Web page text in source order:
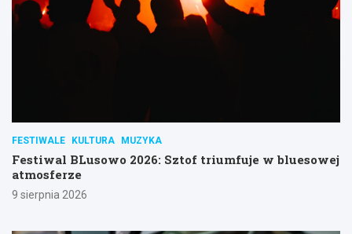
FESTIWALE KULTURA MUZYKA
Festiwal BLusowo 2026: Sztof triumfuje w bluesowej
atmosferze
9 sierpnia 2026